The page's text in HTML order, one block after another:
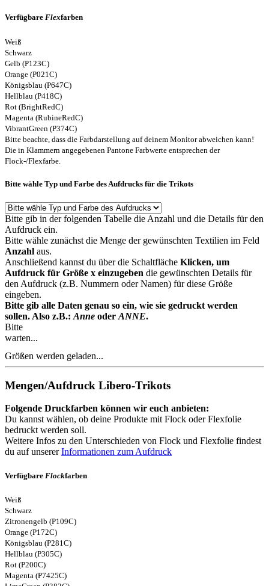
Verfügbare Flexfarben
Weiß
Schwarz
Gelb (P123C)
Orange (P021C)
Königsblau (P647C)
Hellblau (P418C)
Rot (BrightRedC)
Magenta (RubineRedC)
VibrantGreen (P374C)
Bitte beachte, dass die Farbdarstellung auf deinem Monitor abweichen kann!
Die in Klammern angegebenen Pantone Farbwerte entsprechen der
Flock-/Flexfarbe.
Bitte wähle Typ und Farbe des Aufdrucks für die Trikots
Bitte gib in der folgenden Tabelle die Anzahl und die Details für den
Aufdruck ein.
Bitte wähle zunächst die Menge der gewünschten Textilien im Feld
Anzahl aus.
Anschließend kannst du über die Schaltfläche Klicken, um
Aufdruck für Größe x einzugeben die gewünschten Details für
den Aufdruck (z.B. Nummern oder Namen) für diese Größe
eingeben.
Bitte gib alle Daten genau so ein, wie sie gedruckt werden
sollen. Also z.B.: Anne oder ANNE.
Bitte
warten...
Größen werden geladen...
Mengen/Aufdruck Libero-Trikots
Folgende Druckfarben können wir euch anbieten:
Du kannst wählen, ob deine Produkte mit Flock oder Flexfolie
bedruckt werden soll.
Weitere Infos zu den Unterschieden von Flock und Flexfolie findest
du auf unsererInformationen zum Aufdruck
Verfügbare Flockfarben
Weiß
Schwarz
Zitronengelb (P109C)
Orange (P172C)
Königsblau (P281C)
Hellblau (P305C)
Rot (P200C)
Magenta (P7425C)